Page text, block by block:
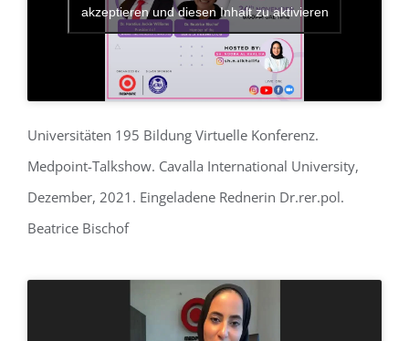
akzeptieren und diesen Inhalt zu aktivieren
Universitäten 195 Bildung Virtuelle Konferenz.
Medpoint-Talkshow. Cavalla International University,
Dezember, 2021. Eingeladene Rednerin Dr.rer.pol.
Beatrice Bischof